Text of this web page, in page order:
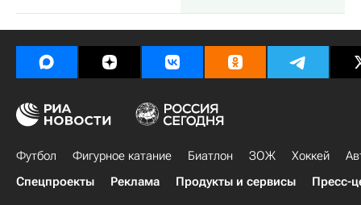
Футбол Фигурное катание Биатлон ЗОЖ Хоккей
Спецпроекты
Реклама Продукты и сервисы Пресс-